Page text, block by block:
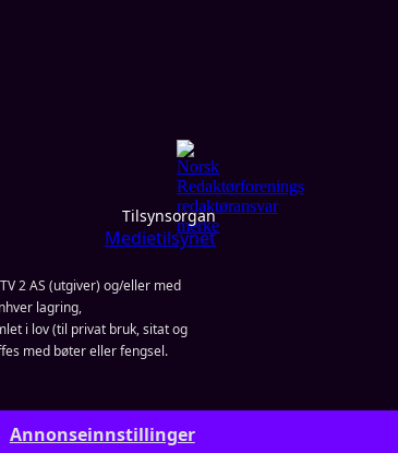
Tilsynsorgan
Medietilsynet
2 AS (utgiver) og/eller med
lagring,
i lov (til privat bruk, sitat og
med bøter eller fengsel.
Annonseinnstillinger